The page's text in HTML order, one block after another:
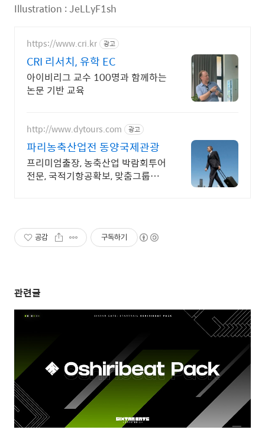
Illustration : JeLLyF1sh
https://www.cri.kr 광고
CRI 리서치, 유학 EC
아이비리그 교수 100명과 함께하는
논문 기반 교육
http://www.dytours.com 광고
파리농축산업전 동양국제관광
프리미엄출장, 농축산업 박람회투어
전문, 국적기항공확보, 맞춤그룹투
공감 구독하기
관련글